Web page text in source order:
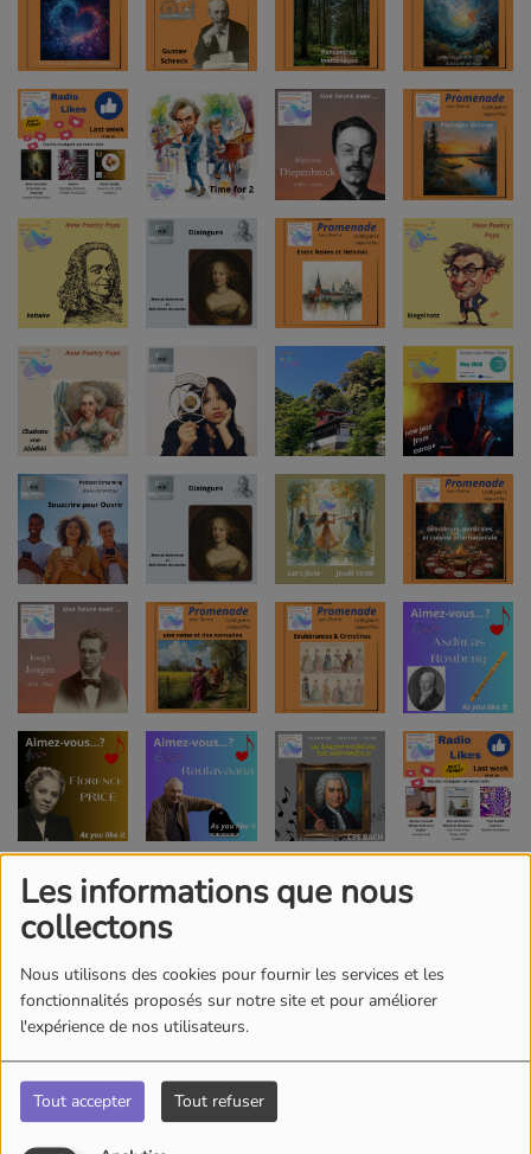
Les informations que nous
collectons
Nous utilisons des cookies pour fournir les services et les
fonctionnalités proposés sur notre site et pour améliorer
l'expérience de nos utilisateurs.
Tout accepter Tout refuser